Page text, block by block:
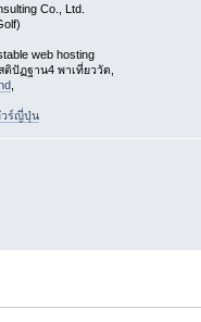
Co., Ltd.
web hosting
ปัฏฐาน4 พาเที่ยววัด,
,
ร์ญี่ปุ่น